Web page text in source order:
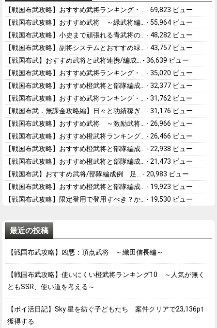
【戦国布武攻略】おすすめ武将ランキング・...
- 69,823 ビュー
【戦国布武攻略】おすすめ武将 ～緑武将編...
- 55,964 ビュー
【戦国布武攻略】小史まで頑張れる青武将の...
- 48,282 ビュー
【戦国布武攻略】副将システムとおすすめ緑...
- 43,757 ビュー
【戦国布武】おすすめ武将と武将連携/編成...
- 36,639 ビュー
【戦国布武攻略】おすすめ武将ランキング・...
- 35,020 ビュー
【戦国布武攻略】おすすめ橙武将と部隊編成...
- 32,377 ビュー
【戦国布武攻略】おすすめ武将ランキング・...
- 31,762 ビュー
【戦国布武．無課金攻略編】日々と功績稼ぎ...
- 31,176 ビュー
【戦国布武攻略】おすすめ武将 ～激励武将...
- 26,966 ビュー
【戦国布武攻略】おすすめ橙武将ランキング...
- 26,466 ビュー
【戦国布武攻略】おすすめ橙武将と部隊編成...
- 22,938 ビュー
【戦国布武攻略】おすすめ橙武将と部隊編成...
- 21,473 ビュー
【戦国布武】おすすめ武将/部隊編成例 足...
- 20,983 ビュー
【戦国布武攻略】おすすめ橙武将と部隊編成...
- 19,923 ビュー
【戦国布武攻略】限定登用で登用すべき？か...
- 19,530 ビュー
最近の投稿
【戦国布武攻略】凶悪：頂点武将 ～織田信長編～
【戦国布武攻略】使いにくい橙武将ランキング10 ～人気が無く
ともSSR、使い道を考える～
【ポイ活日記】Sky 星を紡ぐ子どもたち 案件クリアで23,136pt
獲得する